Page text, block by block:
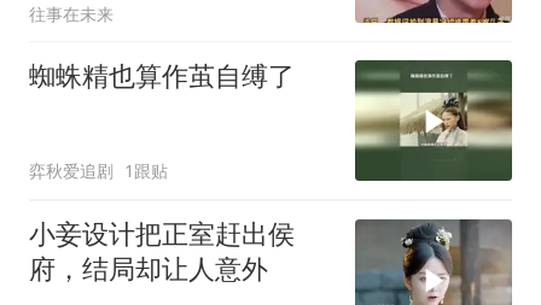
往事在未来
蜘蛛精也算作茧自缚了
弈秋爱追剧 1跟贴
小妾设计把正室赶出侯
府，结局却让人意外